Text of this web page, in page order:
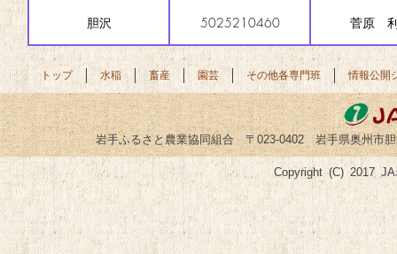
胆沢 5025210460 菅原
トップ 水稲 畜産 園芸 その他各専門班 情報公開
岩手ふるさと農業協同組合 〒023-0402 岩手県奥州市
Copyright (C) 2017